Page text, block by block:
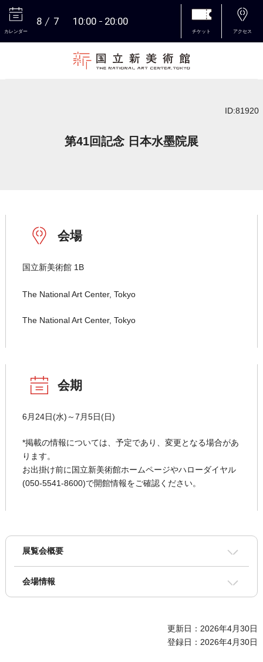
カレンダー
8 7 10:00 20:00
チケット アクセス
ID:81920
第41回記念 日本水墨院展
会場
国立新美術館 1B
The National Art Center, Tokyo
The National Art Center, Tokyo
会期
6月24日(水)～7月5日(日)
*掲載の情報については、予定であり、変更となる場合があ
ります。
お出掛け前に国立新美術館ホームページやハローダイヤル
(050-5541-8600)で開館情報をご確認ください。
展覧会概要
会場情報
更新日：2026年4月30日
登録日：2026年4月30日